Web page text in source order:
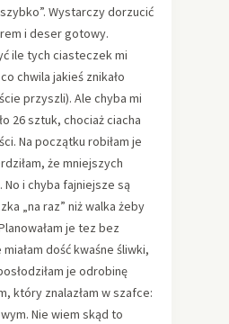
Wystarczy dorzucić
i deser gotowy.
ile tych ciasteczek mi
chwila jakieś znikało
przyszli). Ale chyba mi
26 sztuk, chociaż ciacha
Na początku robiłam je
że mniejszych
. No i chyba fajniejsze są
„na raz” niż walka żeby
je tez bez
dość kwaśne śliwki,
je odrobinę
który znalazłam w szafce:
Nie wiem skąd to